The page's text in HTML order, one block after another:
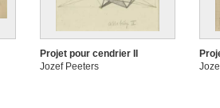
Projet pour cendrier II
Jozef Peeters